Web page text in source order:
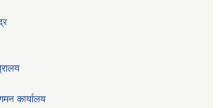
कार्यालय